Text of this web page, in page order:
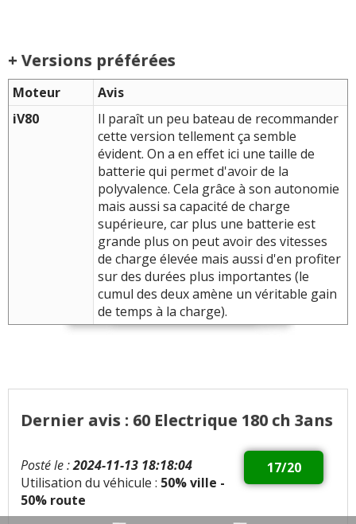
+ Versions préférées
Moteur
Avis
iV80
Il paraît un peu bateau de recommander
cette version tellement ça semble
évident. On a en effet ici une taille de
batterie qui permet d'avoir de la
polyvalence. Cela grâce à son autonomie
mais aussi sa capacité de charge
supérieure, car plus une batterie est
grande plus on peut avoir des vitesses
de charge élevée mais aussi d'en profiter
sur des durées plus importantes (le
cumul des deux amène un véritable gain
de temps à la charge).
Dernier avis : 60 Electrique 180 ch 3ans
17/20
Posté le :2024-11-13 18:18:04
Utilisation du véhicule : 50% ville -
50% route